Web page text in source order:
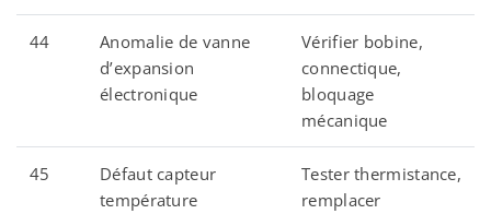
44
Anomalie de vanne
d’expansion
électronique
Vérifier bobine,
connectique,
bloquage
mécanique
45
Défaut capteur
température
Tester thermistance,
remplacer